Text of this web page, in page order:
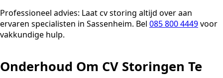
Professioneel advies: Laat cv storing altijd over aan
ervaren specialisten in Sassenheim. Bel 085 800 4449voor
vakkundige hulp.
Onderhoud Om CV Storingen Te